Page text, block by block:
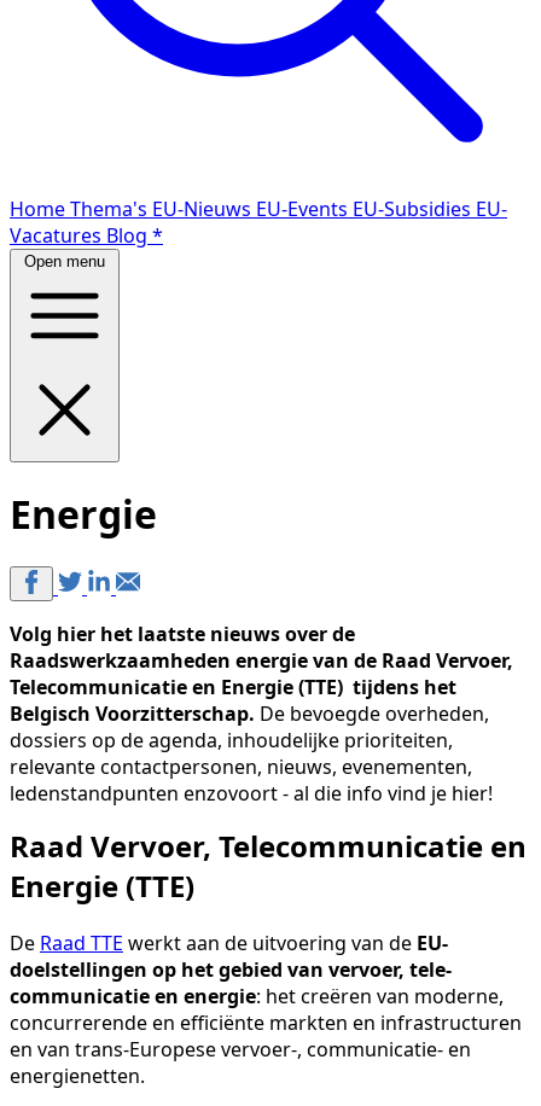
HomeThema's EU-Nieuws EU-Events EU-Subsidies EU-
Vacatures Blog *
Open menu
Energie
Volg hier het laatste nieuws over de
Raadswerkzaamheden energie van de Raad Vervoer,
Telecommunicatie en Energie (TTE) tijdens het
Belgisch Voorzitterschap. De bevoegde overheden,
dossiers op de agenda, inhoudelijke prioriteiten,
relevante contactpersonen, nieuws, evenementen,
ledenstandpunten enzovoort - al die info vind je hier!
Raad Vervoer, Telecommunicatie en
Energie (TTE)
De Raad TTE werkt aan de uitvoering van de EU-
doelstellingen op het gebied van vervoer, tele­
communicatie en energie: het creëren van moderne,
concurrerende en efficiënte markten en infrastructuren
en van trans-Europese vervoer-, communicatie- en
energienetten.